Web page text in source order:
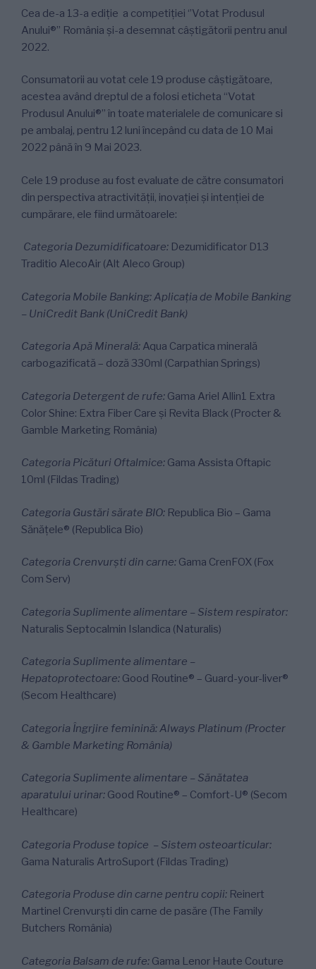
Cea de-a 13-a ediție a competiției ‘’Votat Produsul
Anului®” România și-a desemnat câștigătorii pentru anul
2022.
Consumatorii au votat cele 19 produse câștigătoare,
acestea având dreptul de a folosi eticheta “Votat
Produsul Anului®” în toate materialele de comunicare si
pe ambalaj, pentru 12 luni începând cu data de 10 Mai
2022 până în 9 Mai 2023.
Cele 19 produse au fost evaluate de către consumatori
din perspectiva atractivităţii, inovaţiei şi intenţiei de
cumpărare, ele fiind următoarele:
Categoria Dezumidificatoare: Dezumidificator D13
Traditio AlecoAir (Alt Aleco Group)
Categoria Mobile Banking: Aplicația de Mobile Banking
– UniCredit Bank (UniCredit Bank)
Categoria Apă Minerală: Aqua Carpatica minerală
carbogazificată – doză 330ml (Carpathian Springs)
Categoria Detergent de rufe: Gama Ariel Allin1 Extra
Color Shine: Extra Fiber Care și Revita Black (Procter &
Gamble Marketing România)
Categoria Picături Oftalmice: Gama Assista Oftapic
10ml (Fildas Trading)
Categoria Gustări sărate BIO: Republica Bio – Gama
Sănățele® (Republica Bio)
Categoria Crenvurști din carne: Gama CrenFOX (Fox
Com Serv)
Categoria Suplimente alimentare – Sistem respirator:
Naturalis Septocalmin Islandica (Naturalis)
Categoria Suplimente alimentare –
Hepatoprotectoare: Good Routine® – Guard-your-liver®
(Secom Healthcare)
Categoria Îngrjire feminină: Always Platinum (Procter
& Gamble Marketing România)
Categoria Suplimente alimentare – Sănătatea
aparatului urinar: Good Routine® – Comfort-U® (Secom
Healthcare)
Categoria Produse topice – Sistem osteoarticular:
Gama Naturalis ArtroSuport (Fildas Trading)
Categoria Produse din carne pentru copii: Reinert
Martinel Crenvurști din carne de pasăre (The Family
Butchers România)
Categoria Balsam de rufe: Gama Lenor Haute Couture